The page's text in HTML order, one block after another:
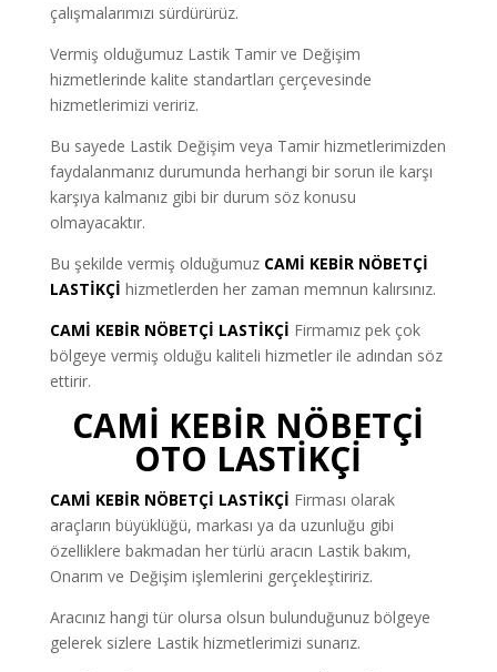
çalışmalarımızı sürdürürüz.
Vermiş olduğumuz Lastik Tamir ve Değişim
hizmetlerinde kalite standartları çerçevesinde
hizmetlerimizi veririz.
Bu sayede Lastik Değişim veya Tamir hizmetlerimizden
faydalanmanız durumunda herhangi bir sorun ile karşı
karşıya kalmanız gibi bir durum söz konusu
olmayacaktır.
Bu şekilde vermiş olduğumuz CAMİ KEBİR NÖBETÇİ
LASTİKÇİ hizmetlerden her zaman memnun kalırsınız.
CAMİ KEBİR NÖBETÇİ LASTİKÇİ Firmamız pek çok
bölgeye vermiş olduğu kaliteli hizmetler ile adından söz
ettirir.
CAMİ KEBİR NÖBETÇİ
OTO LASTİKÇİ
CAMİ KEBİR NÖBETÇİ LASTİKÇİ Firması olarak
araçların büyüklüğü, markası ya da uzunluğu gibi
özelliklere bakmadan her türlü aracın Lastik bakım,
Onarım ve Değişim işlemlerini gerçekleştiririz.
Aracınız hangi tür olursa olsun bulunduğunuz bölgeye
gelerek sizlere Lastik hizmetlerimizi sunarız.